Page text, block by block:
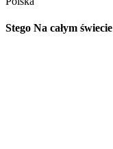
Stego Na całym świecie